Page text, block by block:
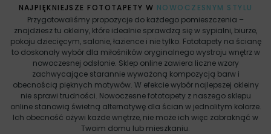
NAJPIĘKNIEJSZE FOTOTAPETY W NOWOCZESNYM STYLU
Przygotowaliśmy propozycje do każdego pomieszczenia –
znajdziesz tu okleiny, które idealnie sprawdzą się w sypialni, biurze,
pokoju dziecięcym, salonie, łazience i nie tylko. Fototapety na ścianę
to doskonały wybór dla miłośników oryginalnego wystroju wnętrz w
nowoczesnej odsłonie. Sklep online zawiera liczne wzory
zachwycające starannie wyważoną kompozycją barw i
obecnością pięknych motywów. W efekcie wybór najlepszej okleiny
nie sprawi trudności. Nowoczesne fototapety z naszego sklepu
online stanowią świetną alternatywę dla ścian w jednolitym kolorze.
Ich obecność ożywi każde wnętrze, nie może ich więc zabraknąć w
Twoim domu lub mieszkaniu.